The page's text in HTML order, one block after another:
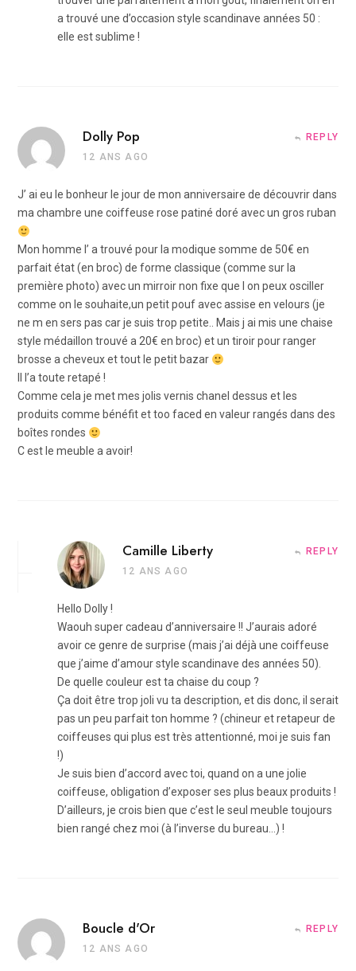
a trouvé une d’occasion style scandinave années 50 :
elle est sublime !
Dolly Pop
12 ANS AGO
REPLY
J’ ai eu le bonheur le jour de mon anniversaire de découvrir dans
ma chambre une coiffeuse rose patiné doré avec un gros ruban
Mon homme l’ a trouvé pour la modique somme de 50€ en
parfait état (en broc) de forme classique (comme sur la
première photo) avec un mirroir non fixe que l on peux osciller
comme on le souhaite,un petit pouf avec assise en velours (je
ne m en sers pas car je suis trop petite.. Mais j ai mis une chaise
style médaillon trouvé a 20€ en broc) et un tiroir pour ranger
brosse a cheveux et tout le petit bazar
Il l’a toute retapé !
Comme cela je met mes jolis vernis chanel dessus et les
produits comme bénéfit et too faced en valeur rangés dans des
boîtes rondes
C est le meuble a avoir!
Camille Liberty
12 ANS AGO
REPLY
Hello Dolly !
Waouh super cadeau d’anniversaire !! J’aurais adoré
avoir ce genre de surprise (mais j’ai déjà une coiffeuse
que j’aime d’amour style scandinave des années 50).
De quelle couleur est ta chaise du coup ?
Ça doit être trop joli vu ta description, et dis donc, il serait
pas un peu parfait ton homme ? (chineur et retapeur de
coiffeuses qui plus est très attentionné, moi je suis fan
!)
Je suis bien d’accord avec toi, quand on a une jolie
coiffeuse, obligation d’exposer ses plus beaux produits !
D’ailleurs, je crois bien que c’est le seul meuble toujours
bien rangé chez moi (à l’inverse du bureau…) !
Boucle d'Or
12 ANS AGO
REPLY